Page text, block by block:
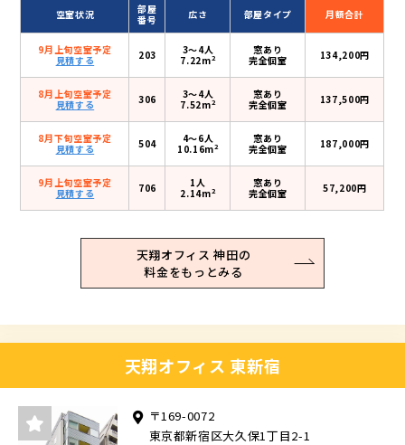
空室状況
部屋
番号
広さ 部屋タイプ 月額合計
9月上旬空室予定
見積する
203
3〜4人
7.22m2
窓あり
完全個室
134,200円
8月上旬空室予定
見積する
306
3〜4人
7.52m2
窓あり
完全個室
137,500円
8月下旬空室予定
見積する
504
4〜6人
10.16m2
窓あり
完全個室
187,000円
9月上旬空室予定
見積する
706
1人
2.14m2
窓あり
完全個室
57,200円
天翔オフィス 神田の
料金をもっとみる
天翔オフィス 東新宿
〒169-0072
東京都新宿区大久保1丁目2-1